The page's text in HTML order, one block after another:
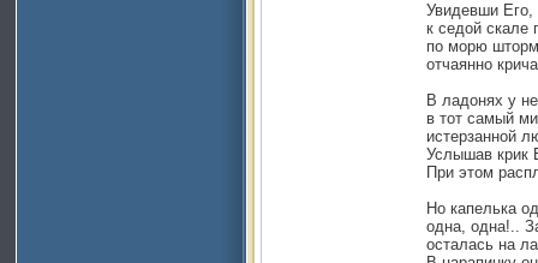
Увидевши
к седой скале
по морю
отчаянно
В ладонях у
в тот самый
истерзанной
Услышав крик
При этом
Но капелька
одна, одна!..
осталась на